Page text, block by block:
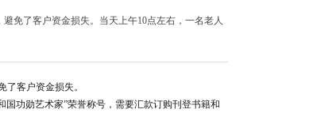
免了客户资金损失。当天上午10点左右，一名老人
客户资金损失。
国功勋艺术家”荣誉称号，需要汇款订购刊登书籍和